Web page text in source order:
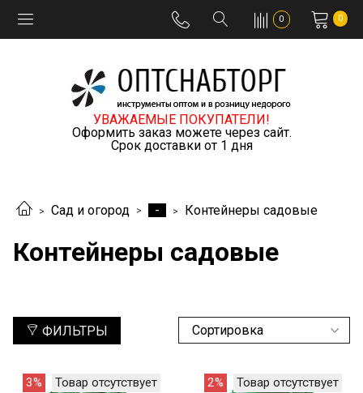
0 0
УВАЖАЕМЫЕ ПОКУПАТЕЛИ!
Оформить заказ можете через сайт.
Срок доставки от 1 дня
Сад и огород - Контейнеры садовые
Контейнеры садовые
ФИЛЬТРЫ
3% Товар отсутствует 2% Товар отсутствует